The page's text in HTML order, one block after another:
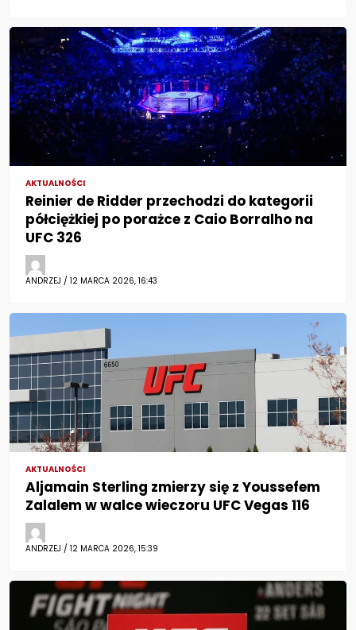
AKTUALNOŚCI
Reinier de Ridder przechodzi do kategorii
półciężkiej po porażce z Caio Borralho na
UFC 326
ANDRZEJ / 12 MARCA 2026, 16:43
AKTUALNOŚCI
Aljamain Sterling zmierzy się z Youssefem
Zalalem w walce wieczoru UFC Vegas 116
ANDRZEJ / 12 MARCA 2026, 15:39